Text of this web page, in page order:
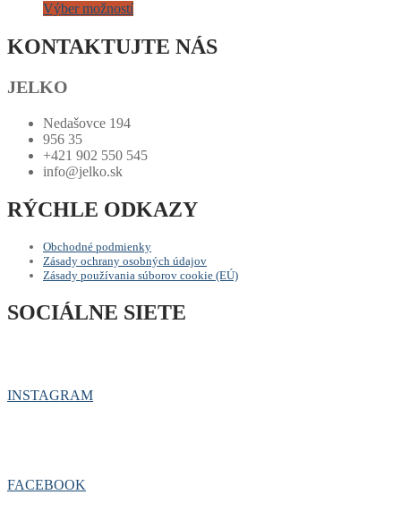
Výber možností
KONTAKTUJTE NÁS
JELKO
Nedašovce 194
956 35
+421 902 550 545
info@jelko.sk
RÝCHLE ODKAZY
Obchodné podmienky
Zásady ochrany osobných údajov
Zásady používania súborov cookie (EÚ)
SOCIÁLNE SIETE
INSTAGRAM
FACEBOOK